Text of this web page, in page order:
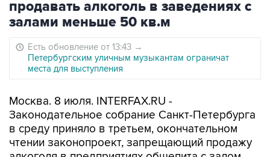
продавать алкоголь в заведениях с
залами меньше 50 кв.м
Есть обновление от 13:43 →
Петербургским уличным музыкантам ограничат
места для выступления
Москва. 8 июля. INTERFAX.RU -
Законодательное собрание Санкт-Петербурга
в среду приняло в третьем, окончательном
чтении законопроект, запрещающий продажу